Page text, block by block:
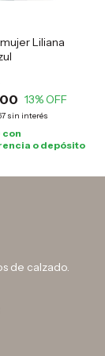
Liliana
13% OFF
sin interés
con
o depósito
de calzado.